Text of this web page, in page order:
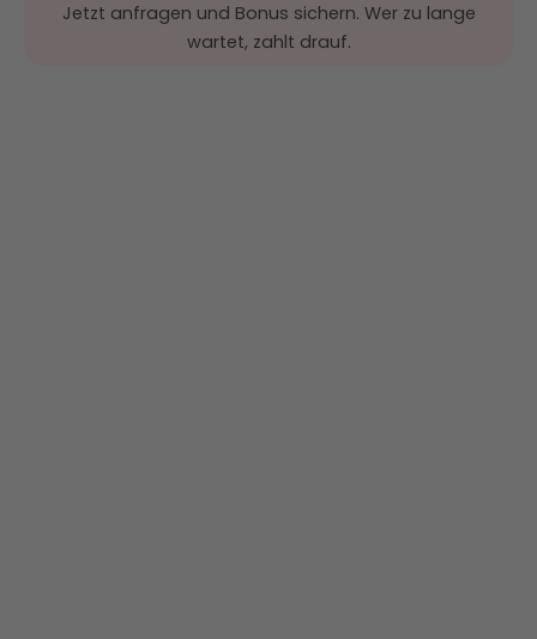
Jetzt anfragen und Bonus sichern. Wer zu lange
wartet, zahlt drauf.